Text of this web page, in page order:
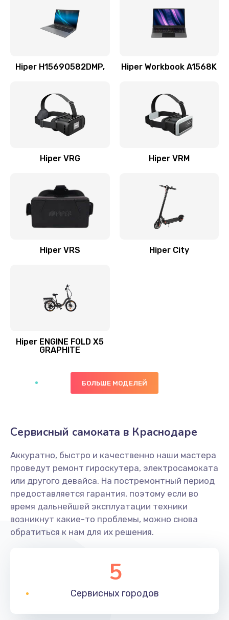
Hiper H1569O582DMP, Hiper Workbook A1568K
Hiper VRG Hiper VRM
Hiper VRS Hiper City
Hiper ENGINE FOLD X5
GRAPHITE
БОЛЬШЕ МОДЕЛЕЙ
Сервисный самоката в Краснодаре
Аккуратно, быстро и качественно наши мастера
проведут ремонт гироскутера, электросамоката
или другого девайса. На постремонтный период
предоставляется гарантия, поэтому если во
время дальнейшей эксплуатации техники
возникнут какие-то проблемы, можно снова
обратиться к нам для их решения.
5
Сервисных городов